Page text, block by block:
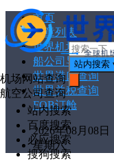
首页
文章列表
世界机场代码
船公司导航
世界港口查询
世界关税查询
FOB订舱
2026年08月08日
星期六
机场网站查询
航空公司查询
站内搜索
站内搜索
百度搜索
必应搜索
搜狗搜索
搜
索